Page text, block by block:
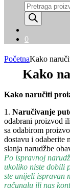
Products
search
0
PočetnaKako
Kako
Kako naručiti
1. Naručivanje
odabrani proizvod
sa odabirom
dostavu i odaberite
slanja narudžbe
Po ispravnoj
ukoliko niste dobili
ste unijeli ispravan
računalu ili nas